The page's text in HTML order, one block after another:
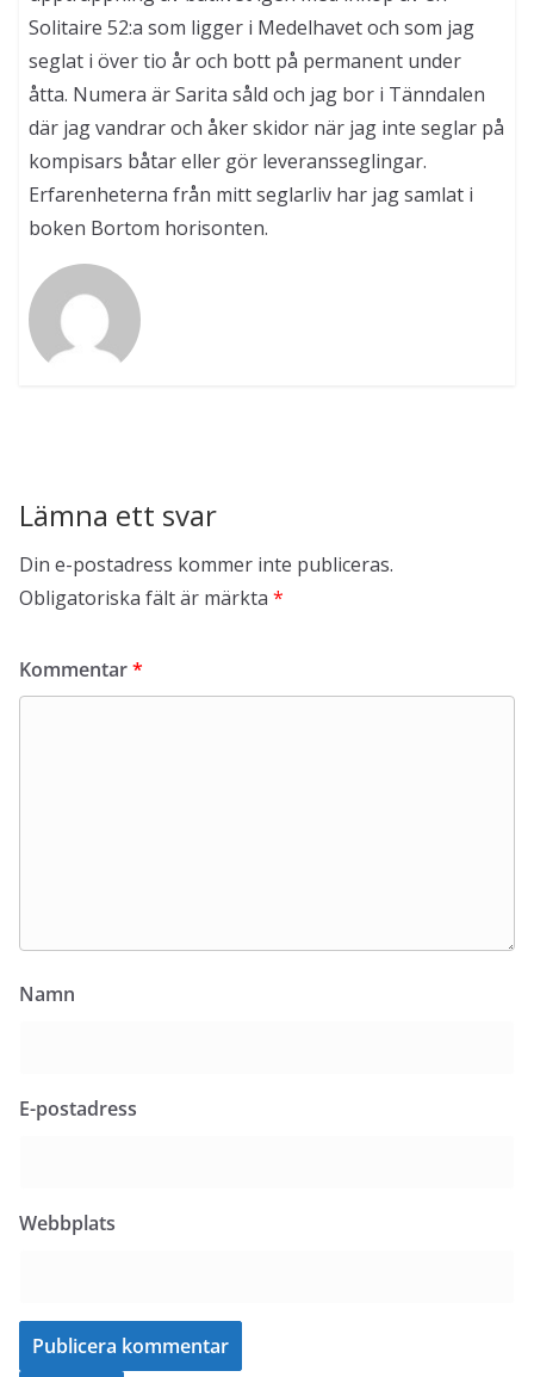
Solitaire 52:a som ligger i Medelhavet och som jag
seglat i över tio år och bott på permanent under
åtta. Numera är Sarita såld och jag bor i Tänndalen
där jag vandrar och åker skidor när jag inte seglar på
kompisars båtar eller gör leveransseglingar.
Erfarenheterna från mitt seglarliv har jag samlat i
boken Bortom horisonten.
Lämna ett svar
Din e-postadress kommer inte publiceras.
Obligatoriska fält är märkta *
Kommentar*
Namn
E-postadress
Webbplats